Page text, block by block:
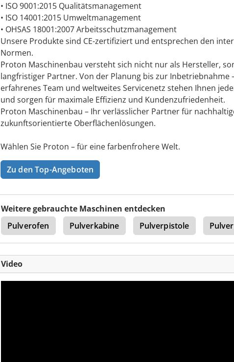
• ISO 9001:2015 Qualitätsmanagement
• ISO 14001:2015 Umweltmanagement
• OHSAS 18001:2007 Arbeitsschutzmanagement
Unsere Produkte sind CE-zertifiziert und entsprechen den
Normen.
Proton Maschinenbau versteht sich nicht nur als Hersteller,
langfristiger Partner. Von der Planung bis zur Inbetriebnahme
erfahrenes Team und weltweites Servicenetz stehen Ihnen
und sorgen für maximale Effizienz und Kundenzufriedenheit.
Proton Maschinenbau – Ihr verlässlicher Partner für
zukunftsorientierte Oberflächenlösungen.
Wählen Sie Proton – für eine farbenfrohere Welt.
Zu den Top-Angeboten
Weitere gebrauchte Maschinen entdecken
Pulverofen
Pulverkabine Pulverpistole
Video